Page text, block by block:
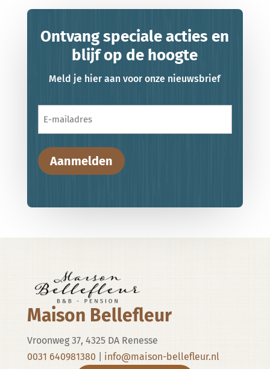
Ontvang speciale acties en
blijf op de hoogte
Meld je hier aan voor onze nieuwsbrief
Aanmelden
Maison Bellefleur
Vroonweg 37, 4325 DA Renesse
0031 640981380
info@maison-bellefleur.nl